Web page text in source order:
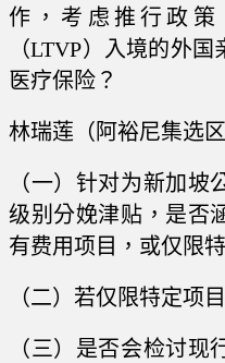
作，考虑推行政
（LTVP）入境的外
医疗保险？
林瑞莲（阿裕尼集选
（一）针对为新加坡
级别分娩津贴，是否
有费用项目，或仅限
（二）若仅限特定项
（三）是否会检讨现